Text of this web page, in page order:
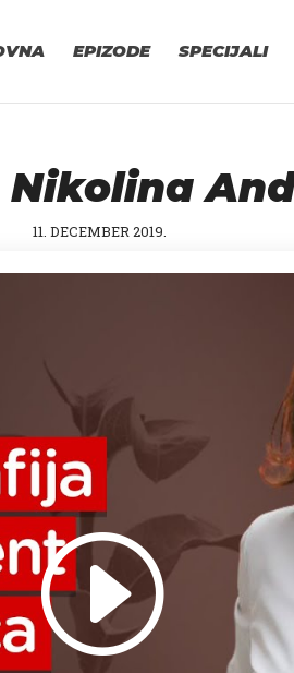
EPIZODE SPECIJALI
Nikolina
11. DECEMBER 2019.